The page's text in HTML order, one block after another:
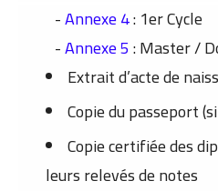
-Annexe 4: 1er Cycle
-Annexe 5: Master /
Extrait d’acte de
Copie du passeport
Copie certifiée des
leurs relevés de notes